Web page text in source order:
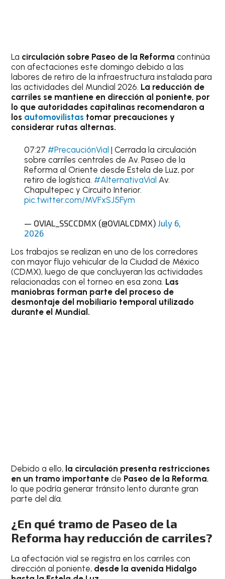
La circulación sobre Paseo de la Reforma continúa
con afectaciones este domingo debido a las
labores de retiro de la infraestructura instalada para
las actividades del Mundial 2026. La reducción de
carriles se mantiene en dirección al poniente, por
lo que autoridades capitalinas recomendaron a
los automovilistas tomar precauciones y
considerar rutas alternas.
07:27 #PrecauciónVial | Cerrada la circulación
sobre carriles centrales de Av. Paseo de la
Reforma al Oriente desde Estela de Luz, por
retiro de logística. #AlternativaVial Av.
Chapultepec y Circuito Interior.
pic.twitter.com/MVFxSJ5Fym
— OVIAL_SSCCDMX (@OVIALCDMX) July 6,
2026
Los trabajos se realizan en uno de los corredores
con mayor flujo vehicular de la Ciudad de México
(CDMX), luego de que concluyeran las actividades
relacionadas con el torneo en esa zona. Las
maniobras forman parte del proceso de
desmontaje del mobiliario temporal utilizado
durante el Mundial.
Debido a ello, la circulación presenta restricciones
en un tramo importante de Paseo de la Reforma,
lo que podría generar tránsito lento durante gran
parte del día.
¿En qué tramo de Paseo de la
Reforma hay reducción de carriles?
La afectación vial se registra en los carriles con
dirección al poniente, desde la avenida Hidalgo